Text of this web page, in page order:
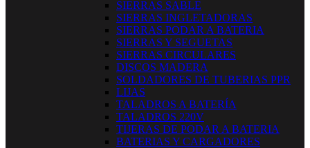
SIERRAS SABLE
SIERRAS INGLETADORAS
SIERRAS PODAR A BATERIA
SIERRAS Y SEGUETAS
SIERRAS CIRCULARES
DISCOS MADERA
SOLDADORES DE TUBERIAS PPR
LIJAS
TALADROS A BATERÍA
TALADROS 220V
TIJERAS DE PODAR A BATERIA
BATERIAS Y CARGADORES